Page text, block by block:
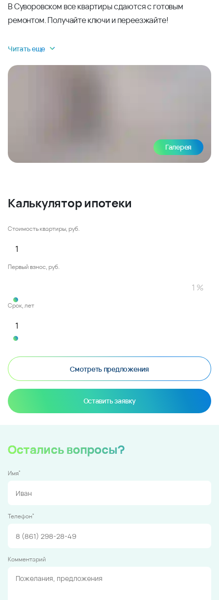
В Суворовском все квартиры сдаются с готовым
ремонтом. Получайте ключи и переезжайте!
Читать еще
Галерея
Калькулятор ипотеки
Стоимость квартиры, руб.
Первый взнос, руб.
Срок, лет
Смотреть предложения
Оставить заявку
Остались вопросы?
Имя*
Телефон*
Комментарий